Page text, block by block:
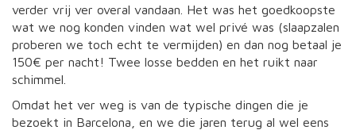
verder vrij ver overal vandaan. Het was het goedkoopste
wat we nog konden vinden wat wel privé was (slaapzalen
proberen we toch echt te vermijden) en dan nog betaal je
150€ per nacht! Twee losse bedden en het ruikt naar
schimmel.
Omdat het ver weg is van de typische dingen die je
bezoekt in Barcelona, en we die jaren terug al wel eens